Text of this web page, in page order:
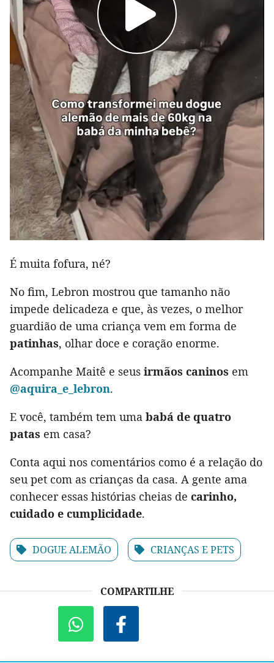
É muita fofura, né?
No fim, Lebron mostrou que tamanho não
impede delicadeza e que, às vezes, o melhor
guardião de uma criança vem em forma de
patinhas, olhar doce e coração enorme.
Acompanhe Maitê e seus irmãos caninos em
@aquira_e_lebron.
E você, também tem uma babá de quatro
patas em casa?
Conta aqui nos comentários como é a relação do
seu pet com as crianças da casa. A gente ama
conhecer essas histórias cheias de carinho,
cuidado e cumplicidade.
DOGUE ALEMÃO CRIANÇAS E PETS
COMPARTILHE